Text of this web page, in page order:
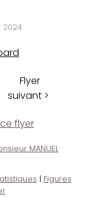
2024
Flyer
suivant >
flyer
MANUEL
| Figures